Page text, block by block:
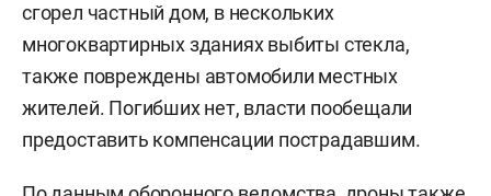
сгорел частный дом, в нескольких
многоквартирных зданиях выбиты стекла,
также повреждены автомобили местных
жителей. Погибших нет, власти пообещали
предоставить компенсации пострадавшим.